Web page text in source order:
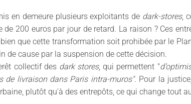
en demeure plusieurs exploitants de dark-stores,
200 euros par jour de retard. La raison ? Ces
que cette transformation soit prohibée par le
de cause par la suspension de cette décision.
collectif des dark stores, qui permettent "
de livraison dans Paris intra-muros". Pour la
plutôt qu'à des entrepôts, ce qui change tout